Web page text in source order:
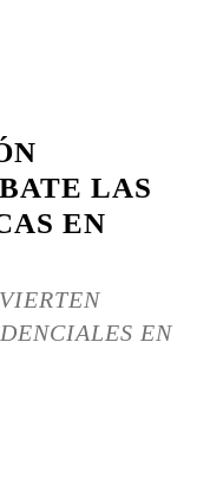
LAS
EN
EN